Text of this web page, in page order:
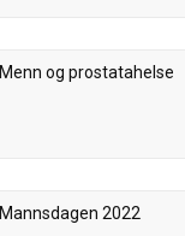
Menn og prostatahelse
Mannsdagen 2022